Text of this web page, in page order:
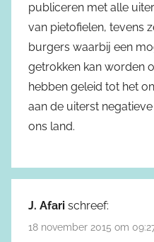
publiceren met alle
van pietofielen, tevens
burgers waarbij een
getrokken kan worden
hebben geleid tot het
aan de uiterst
ons land.
J. Afari schreef:
18 november 2015 om